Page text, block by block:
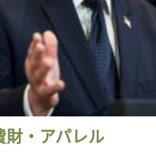
財・アパレル